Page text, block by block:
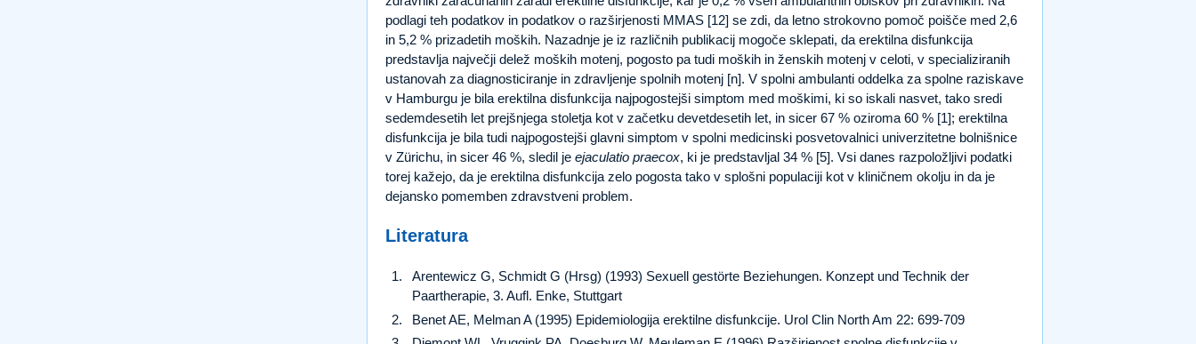
podlagi teh podatkov in podatkov o razširjenosti MMAS [12] se zdi, da letno strokovno pomoč poišče med 2,6
in 5,2 % prizadetih moških. Nazadnje je iz različnih publikacij mogoče sklepati, da erektilna disfunkcija
predstavlja največji delež moških motenj, pogosto pa tudi moških in ženskih motenj v celoti, v specializiranih
ustanovah za diagnosticiranje in zdravljenje spolnih motenj [n]. V spolni ambulanti oddelka za spolne raziskave
v Hamburgu je bila erektilna disfunkcija najpogostejši simptom med moškimi, ki so iskali nasvet, tako sredi
sedemdesetih let prejšnjega stoletja kot v začetku devetdesetih let, in sicer 67 % oziroma 60 % [1]; erektilna
disfunkcija je bila tudi najpogostejši glavni simptom v spolni medicinski posvetovalnici univerzitetne bolnišnice
v Zürichu, in sicer 46 %, sledil je ejaculatio praecox, ki je predstavljal 34 % [5]. Vsi danes razpoložljivi podatki
torej kažejo, da je erektilna disfunkcija zelo pogosta tako v splošni populaciji kot v kliničnem okolju in da je
dejansko pomemben zdravstveni problem.
Literatura
Arentewicz G, Schmidt G (Hrsg) (1993) Sexuell gestörte Beziehungen. Konzept und Technik der
Paartherapie, 3. Aufl. Enke, Stuttgart
Benet AE, Melman A (1995) Epidemiologija erektilne disfunkcije. Urol Clin North Am 22: 699-709